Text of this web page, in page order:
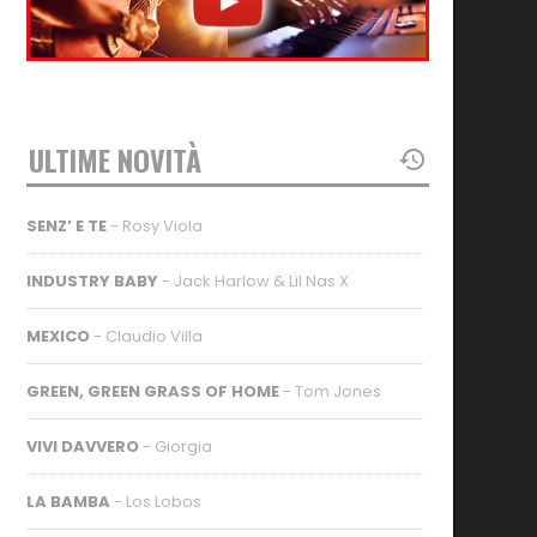
ULTIME NOVITÀ
SENZ’ E TE - Rosy Viola
INDUSTRY BABY - Jack Harlow & Lil Nas X
MEXICO - Claudio Villa
GREEN, GREEN GRASS OF HOME - Tom Jones
VIVI DAVVERO - Giorgia
LA BAMBA - Los Lobos